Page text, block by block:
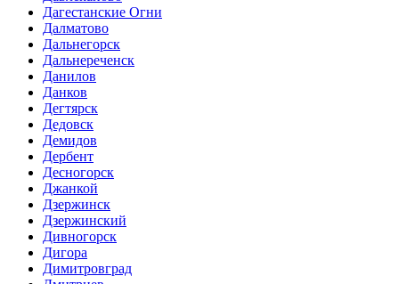
Дагестанские Огни
Далматово
Дальнегорск
Дальнереченск
Данилов
Данков
Дегтярск
Дедовск
Демидов
Дербент
Десногорск
Джанкой
Дзержинск
Дзержинский
Дивногорск
Дигора
Димитровград